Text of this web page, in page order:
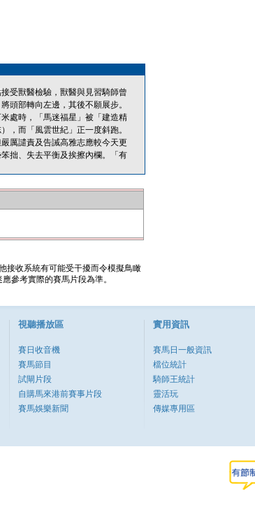
受獸醫檢驗，獸醫與見習騎師曾
頭部轉向左邊，其後不願展步。
處時，「馬迷福星」被「建造精
，而「風雲世紀」正一度斜跑。
厲譴責及告誡高雅志應較今天更
拙、失去平衡及挨擦內欄。「有
接收系統有可能受干擾而令模擬鳥瞰
參考實際的賽馬片段為準。
視聽播放區
賽日收音機
賽馬節目
試閘片段
自購馬來港前賽事片段
賽馬娛樂新聞
實用資訊
賽馬日一般資訊
檔位統計
騎師王統計
靈活玩
傳媒專用區